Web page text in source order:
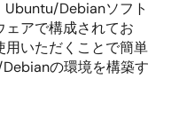
Debianソフト
ェアで構成されてお
用いただくことで簡単
の環境を構築す